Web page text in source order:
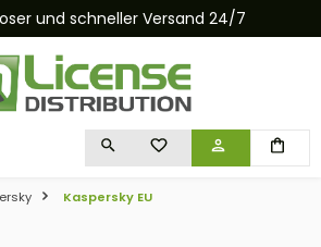
und schneller Versand 24/7
DU HAST 0 PRODUKTE
Kaspersky EU